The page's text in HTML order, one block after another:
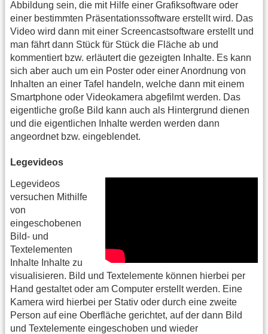
Abbildung sein, die mit Hilfe einer Grafiksoftware oder
einer bestimmten Präsentationssoftware erstellt wird. Das
Video wird dann mit einer Screencastsoftware erstellt und
man fährt dann Stück für Stück die Fläche ab und
kommentiert bzw. erläutert die gezeigten Inhalte. Es kann
sich aber auch um ein Poster oder einer Anordnung von
Inhalten an einer Tafel handeln, welche dann mit einem
Smartphone oder Videokamera abgefilmt werden. Das
eigentliche große Bild kann auch als Hintergrund dienen
und die eigentlichen Inhalte werden werden dann
angeordnet bzw. eingeblendet.
Legevideos
Legevideos
versuchen Mithilfe
von
eingeschobenen
Bild- und
Textelementen
Inhalte Inhalte zu
visualisieren. Bild und Textelemente können hierbei per
Hand gestaltet oder am Computer erstellt werden. Eine
Kamera wird hierbei per Stativ oder durch eine zweite
Person auf eine Oberfläche gerichtet, auf der dann Bild
und Textelemente eingeschoben und wieder